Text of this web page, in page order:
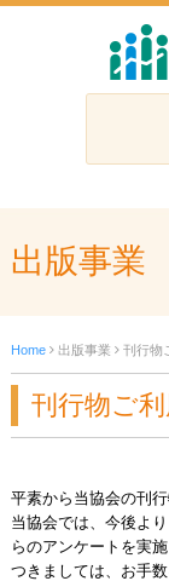
出版事業
Home 出版事業 刊行物
刊行物ご
平素から当協会の刊
当協会では、今後よ
らのアンケートを実施
つきましては、お手